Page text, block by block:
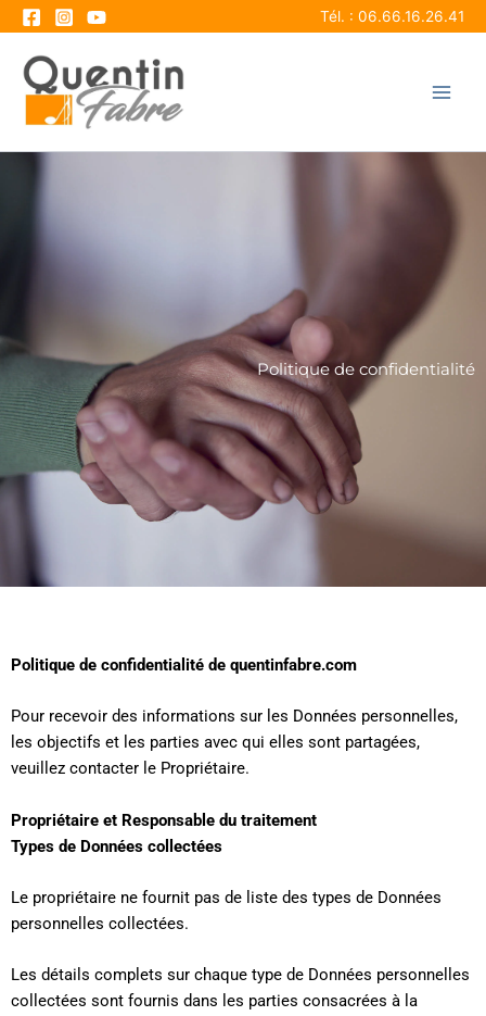
Aller
au
contenu
Tél. : 06.66.16.26.41
Politique de confidentialité
Politique de confidentialité de quentinfabre.com
Pour recevoir des informations sur les Données personnelles,
les objectifs et les parties avec qui elles sont partagées,
veuillez contacter le Propriétaire.
Propriétaire et Responsable du traitement
Types de Données collectées
Le propriétaire ne fournit pas de liste des types de Données
personnelles collectées.
Les détails complets sur chaque type de Données personnelles
collectées sont fournis dans les parties consacrées à la